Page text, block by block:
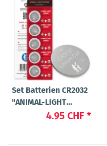
Set Batterien CR2032
"ANIMAL-LIGHT
4.95 CHF *